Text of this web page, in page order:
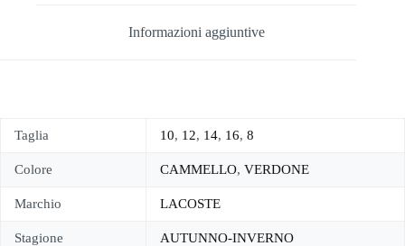
Informazioni aggiuntive
Taglia 10, 12, 14, 16, 8
Colore CAMMELLO, VERDONE
Marchio LACOSTE
Stagione AUTUNNO-INVERNO